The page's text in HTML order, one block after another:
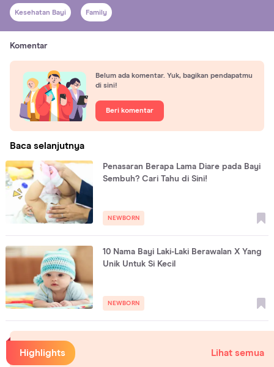
Kesehatan Bayi Family
Komentar
Belum ada komentar. Yuk, bagikan pendapatmu
di sini!
Beri komentar
Baca selanjutnya
Penasaran Berapa Lama Diare pada Bayi
Sembuh? Cari Tahu di Sini!
NEWBORN
10 Nama Bayi Laki-Laki Berawalan X Yang
Unik Untuk Si Kecil
NEWBORN
Highlights Lihat semua